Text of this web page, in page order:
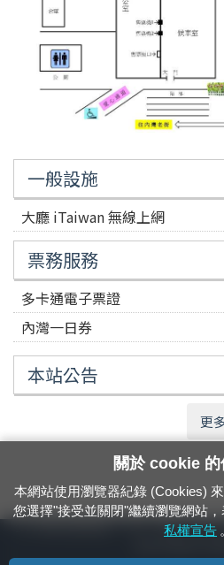
一般設施
大廳 iTaiwan 無線上網
票務服務
多卡通電子票證
內灣一日券
本站公告
更
24小時緊急通報電話：1933（市話、手機
關於 cookie 的
本網站使用瀏覽器紀錄 (Cookies)
您選擇"接受並關閉"繼續瀏覽網站
私權宣告